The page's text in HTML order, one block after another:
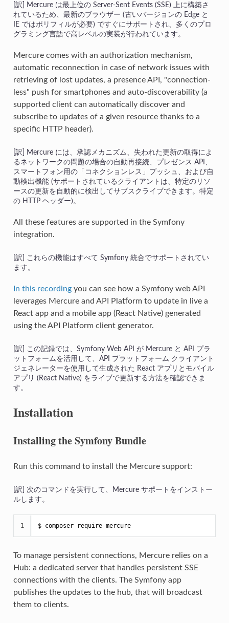
Mercure は最上位の Server-Sent Events (SSE) 上に構築さ
れているため、最新のブラウザー (古いバージョンの Edge と
IE ではポリフィルが必要) ですぐにサポートされ、多くのプロ
グラミング言語で高レベルの実装が行われています。
Mercure comes with an authorization mechanism,
automatic reconnection in case of network issues with
retrieving of lost updates, a presence API, "connection-
less" push for smartphones and auto-discoverability (a
supported client can automatically discover and
subscribe to updates of a given resource thanks to a
specific HTTP header).
Mercure には、承認メカニズム、失われた更新の取得によ
るネットワークの問題の場合の自動再接続、プレゼンス API、
スマートフォン用の「コネクションレス」プッシュ、および自
動検出機能 (サポートされているクライアントは、特定のリソ
ースの更新を自動的に検出してサブスクライブできます。特定
の HTTP ヘッダー)。
All these features are supported in the Symfony
integration.
これらの機能はすべて Symfony 統合でサポートされてい
ます。
In this recordingyou can see how a Symfony web API
leverages Mercure and API Platform to update in live a
React app and a mobile app (React Native) generated
using the API Platform client generator.
この記録では、Symfony Web API が Mercure と API プラ
ットフォームを活用して、API プラットフォーム クライアント
ジェネレーターを使用して生成された React アプリとモバイル
アプリ (React Native) をライブで更新する方法を確認できま
す。
Installation
Installing the Symfony Bundle
Run this command to install the Mercure support:
次のコマンドを実行して、Mercure サポートをインストー
ルします。
1 $ composer require mercure
To manage persistent connections, Mercure relies on a
Hub: a dedicated server that handles persistent SSE
connections with the clients. The Symfony app
publishes the updates to the hub, that will broadcast
them to clients.